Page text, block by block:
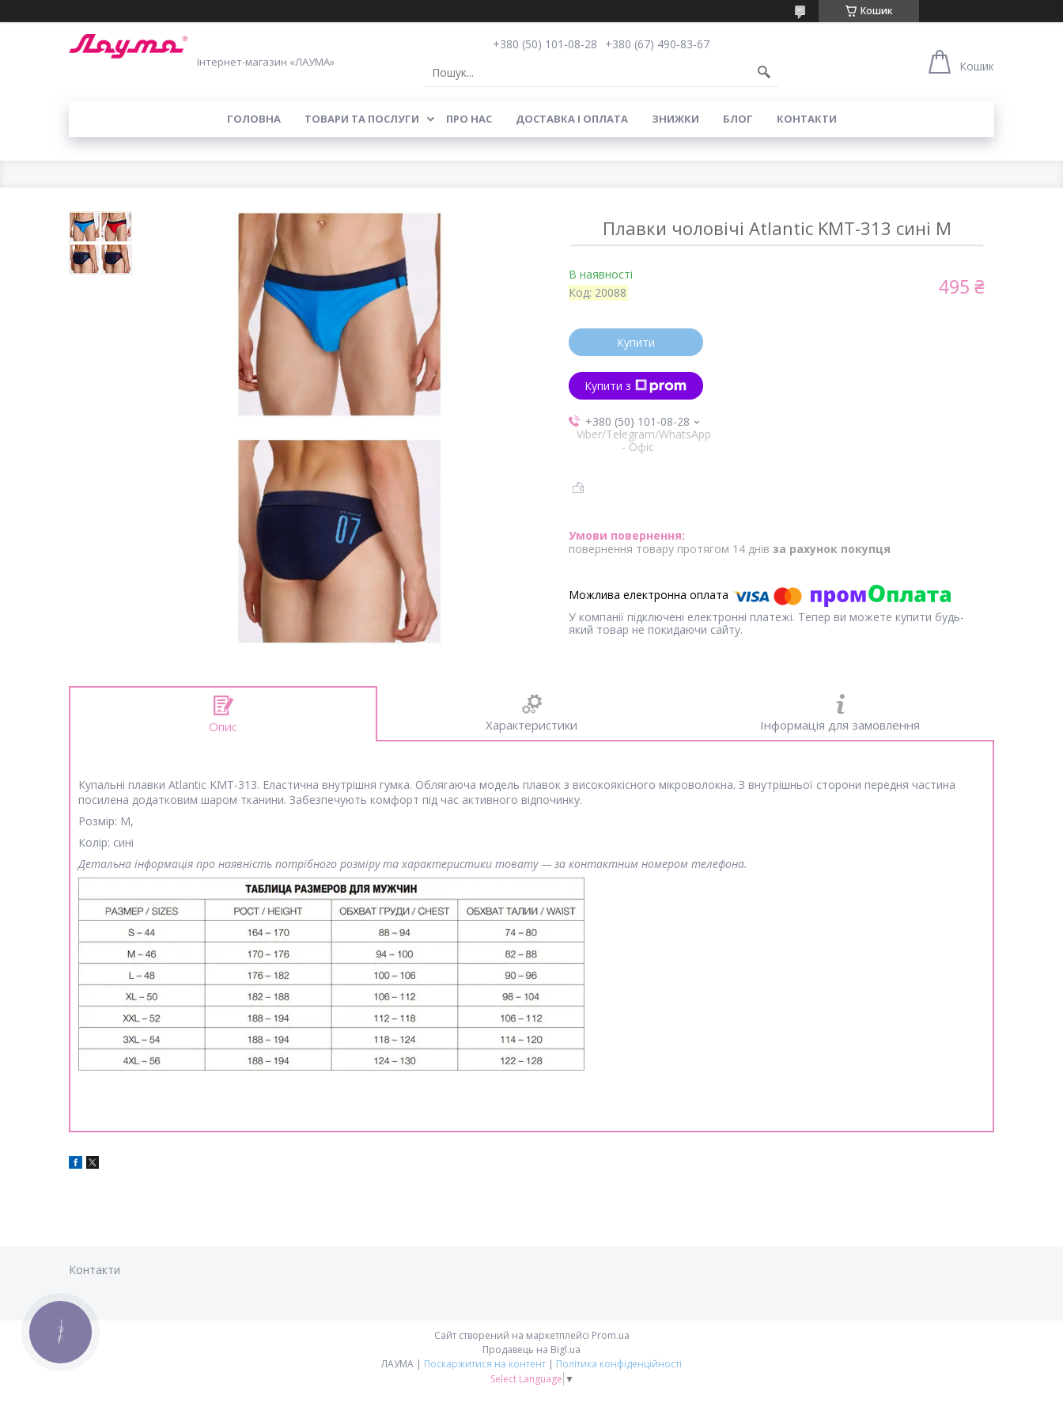
Кошик
Інтернет-магазин «ЛАУМА»
+380 (50) 101-08-28
+380 (67) 490-83-67
Кошик
ГОЛОВНА ТОВАРИ ТА ПОСЛУГИ ПРО НАС ДОСТАВКА І ОПЛАТА ЗНИЖКИ БЛОГ КОНТАКТИ
Плавки чоловічі Atlantic KMT-313 сині M
В наявності
Код: 20088 495 ₴
Купити
Купити з
+380 (50) 101-08-28
Viber/Telegram/WhatsApp
- Офіс
повернення товару протягом 14 днів за рахунок покупця
У компанії підключені електронні платежі. Тепер ви можете купити будь-
який товар не покидаючи сайту.
Опис Характеристики Інформація для замовлення
Купальні плавки Atlantic KMT-313. Еластична внутрішня гумка. Облягаюча модель плавок з високоякісного мікроволокна. З внутрішньої сторони передня частина
посилена додатковим шаром тканини. Забезпечують комфорт під час активного відпочинку.
Розмір: M,
Колір: сині
Детальна інформація про наявність потрібного розміру та характеристики товату — за контактним номером телефона.
Контакти
Сайт створений на маркетплейсі Prom.ua
Продавець на Bigl.ua
ЛAУМА | Поскаржитися на контент | Політика конфіденційності
Select Language ▼
КНОПКА
ЗВ'ЯЗКУ